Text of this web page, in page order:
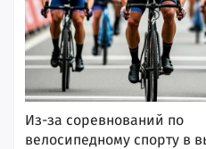
Из-за соревнований по
велосипедному спорту в